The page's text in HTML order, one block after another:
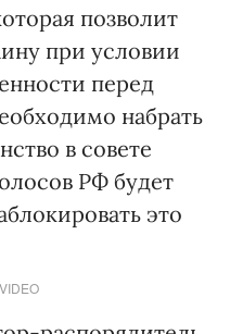
позволит
при условии
перед
набрать
в совете
РФ будет
это